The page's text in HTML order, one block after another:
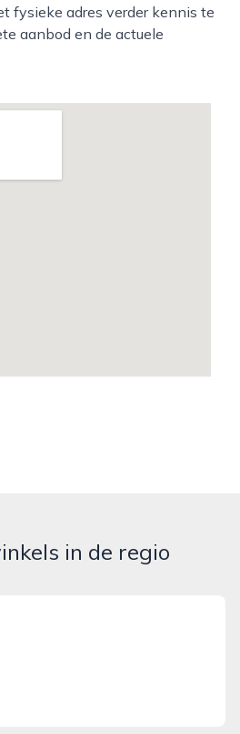
fysieke adres verder kennis te
aanbod en de actuele
in de regio